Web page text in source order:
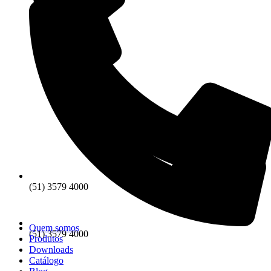
(51) 3579 4000
(51) 3579 4000
Quem somos
Produtos
Downloads
Catálogo